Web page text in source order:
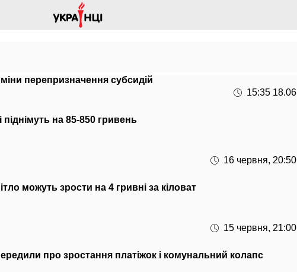
перепризначення субсидій
15:35 18.06
піднімуть на 85-850 гривень
16 червня, 20:50
можуть зрости на 4 гривні за кіловат
15 червня, 21:00
про зростання платіжок і комунальний колапс